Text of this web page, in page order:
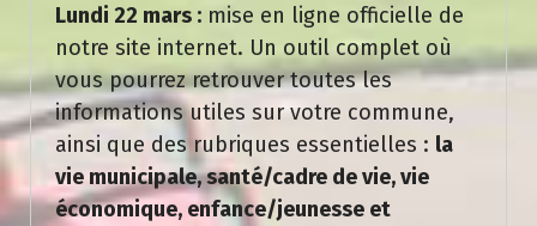
Lundi 22 mars : mise en ligne officielle de
notre site internet. Un outil complet où
vous pourrez retrouver toutes les
informations utiles sur votre commune,
ainsi que des rubriques essentielles : la
vie municipale, santé/cadre de vie, vie
économique, enfance/jeunesse et